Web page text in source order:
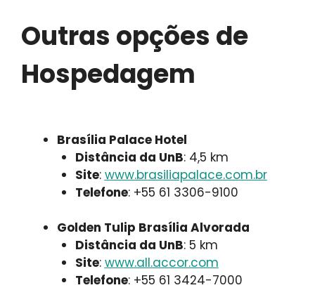
Outras opções de
Hospedagem
Brasília Palace Hotel
Distância da UnB: 4,5 km
Site: www.brasiliapalace.com.br
Telefone: +55 61 3306-9100
Golden Tulip Brasília Alvorada
Distância da UnB: 5 km
Site: www.all.accor.com
Telefone: +55 61 3424-7000